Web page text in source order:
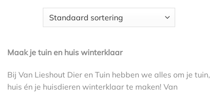
Maak je tuin en huis winterklaar
Bij Van Lieshout Dier en Tuin hebben we alles om je tuin,
huis én je huisdieren winterklaar te maken! Van